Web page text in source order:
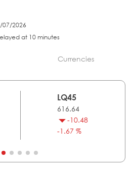
07/2026
at 10 minutes
Currencies
LQ45
616.64
-10.48
-1.67 %